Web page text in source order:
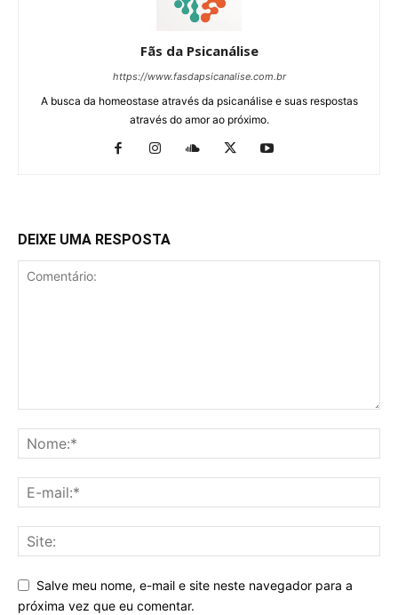
Fãs da Psicanálise
https://www.fasdapsicanalise.com.br
A busca da homeostase através da psicanálise e suas respostas
através do amor ao próximo.
DEIXE UMA RESPOSTA
Salve meu nome, e-mail e site neste navegador para a
próxima vez que eu comentar.